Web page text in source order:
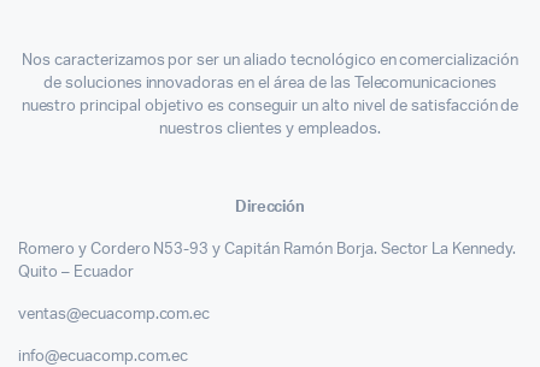
Nos caracterizamos por ser un aliado tecnológico en comercialización
de soluciones innovadoras en el área de las Telecomunicaciones
nuestro principal objetivo es conseguir un alto nivel de satisfacción de
nuestros clientes y empleados.
Dirección
Romero y Cordero N53-93 y Capitán Ramón Borja. Sector La Kennedy.
Quito – Ecuador
ventas@ecuacomp.com.ec
info@ecuacomp.com.ec